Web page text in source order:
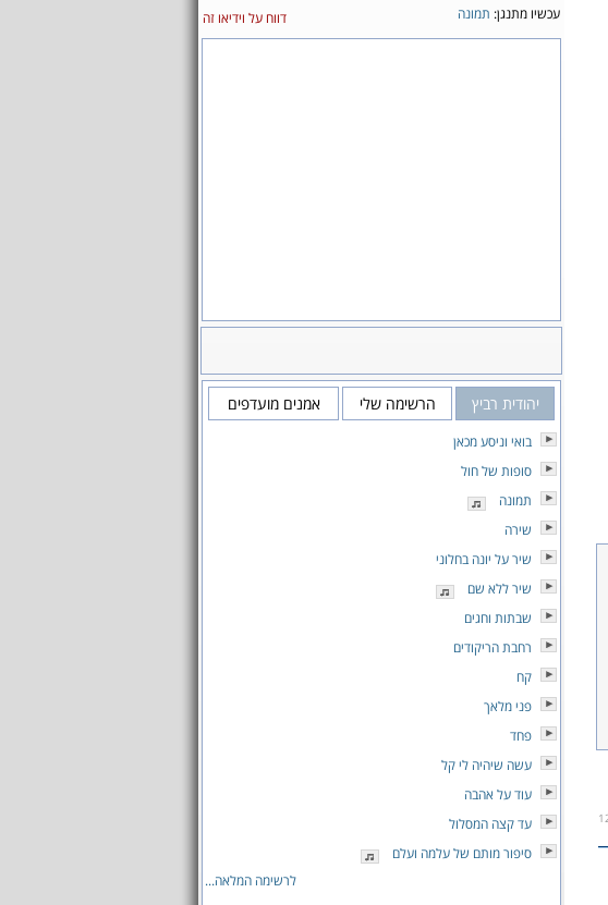
עכשיו מתנגן: תמונה דווח על וידיאו זה
יהודית רביץ הרשימה שלי אמנים מועדפים
בואי וניסע מכאן
סופות של חול
תמונה
שירה
שיר על יונה בחלוני
שיר ללא שם
שבתות וחגים
רחבת הריקודים
קח
פני מלאך
פחד
עשה שיהיה לי קל
עוד על אהבה
עד קצה המסלול
סיפור מותם של עלמה ועלם
לרשימה המלאה...